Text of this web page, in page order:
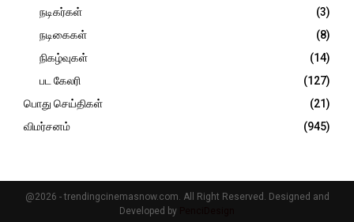
நடிகர்கள்
(3)
நடிகைகள்
(8)
நிகழ்வுகள்
(14)
பட கேலரி
(127)
பொது செய்திகள்
(21)
விமர்சனம்
(945)
@2026 - trendingcinemasnow.com. All Right Reserved. Designed and
Developed by